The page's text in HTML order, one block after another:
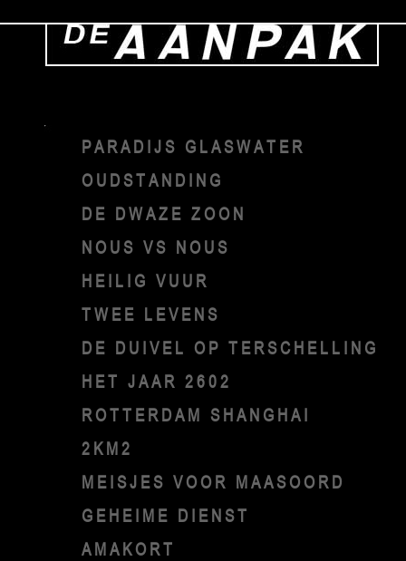
PARADIJS GLASWATER
OUDSTANDING
DE DWAZE ZOON
NOUS VS NOUS
HEILIG VUUR
TWEE LEVENS
DE DUIVEL OP TERSCHELLING
HET JAAR 2602
ROTTERDAM SHANGHAI
2KM2
MEISJES VOOR MAASOORD
GEHEIME DIENST
AMAKORT